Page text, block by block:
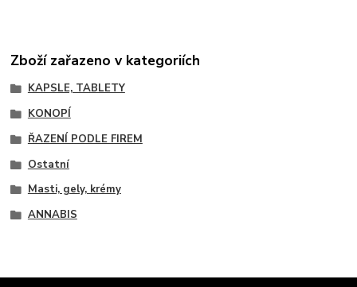
Zboží zařazeno v kategoriích
KAPSLE, TABLETY
KONOPÍ
ŘAZENÍ PODLE FIREM
Ostatní
Masti, gely, krémy
ANNABIS